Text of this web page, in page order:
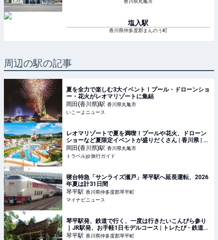
香川県丸亀市
塩入駅
香川県仲多度郡まんのう町
周辺の駅の記事
夏を全力で楽しむ3大イベント！プール・ドローンショ
ー・花火がレオマリゾートに集結
岡田(香川県)駅 香川県丸亀市
いこーよニュース
レオマリゾートで夏を満喫！プールや花火、ドローン
ショーなど夏限定イベントが盛りだくさん | 香川県 | ト
ラベルjp 旅行ガイド
岡田(香川県)駅 香川県丸亀市
トラベルjp 旅行ガイド
寝台特急「サンライズ瀬戸」琴平駅へ延長運転、2026
年夏は計31日間
琴平駅 香川県仲多度郡琴平町
マイナビニュース
琴平駅発、鉄道で行く、一度は行きたいこんぴら参り
｜JR駅発、お手軽1日モデルコース | トレたび - 鉄道・
旅行情報サイト
琴平駅 香川県仲多度郡琴平町